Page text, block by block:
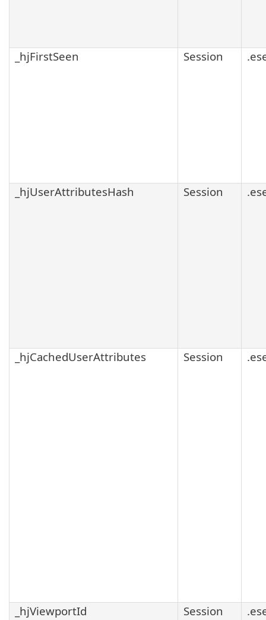
_hjFirstSeen Session
_hjUserAttributesHash Session
_hjCachedUserAttributes Session
_hjViewportId Session